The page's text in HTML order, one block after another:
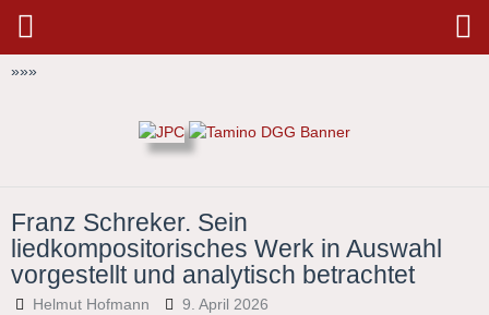
»»»
Franz Schreker. Sein
liedkompositorisches Werk in Auswahl
vorgestellt und analytisch betrachtet
Helmut Hofmann 9. April 2026